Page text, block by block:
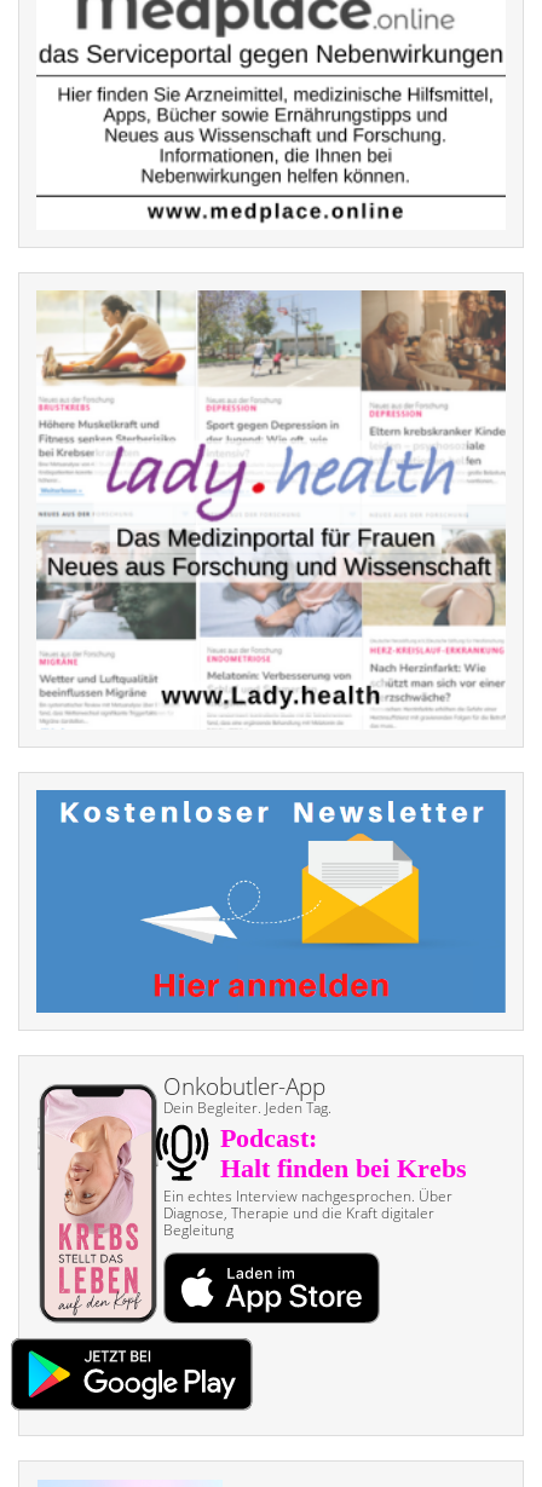
Onkobutler-App
Dein Begleiter. Jeden Tag.
Ein echtes Interview nach­gesprochen. Über
Diagnose, Therapie und die Kraft digitaler
Begleitung